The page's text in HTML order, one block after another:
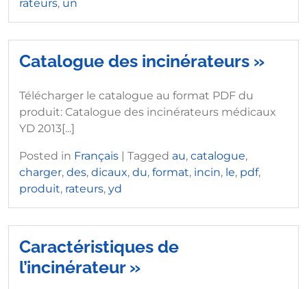
rateurs, un
Catalogue des incinérateurs »
Télécharger le catalogue au format PDF du
produit: Catalogue des incinérateurs médicaux
YD 2013[...]
Posted in Français | Tagged au, catalogue,
charger, des, dicaux, du, format, incin, le, pdf,
produit, rateurs, yd
Caractéristiques de
l’incinérateur »